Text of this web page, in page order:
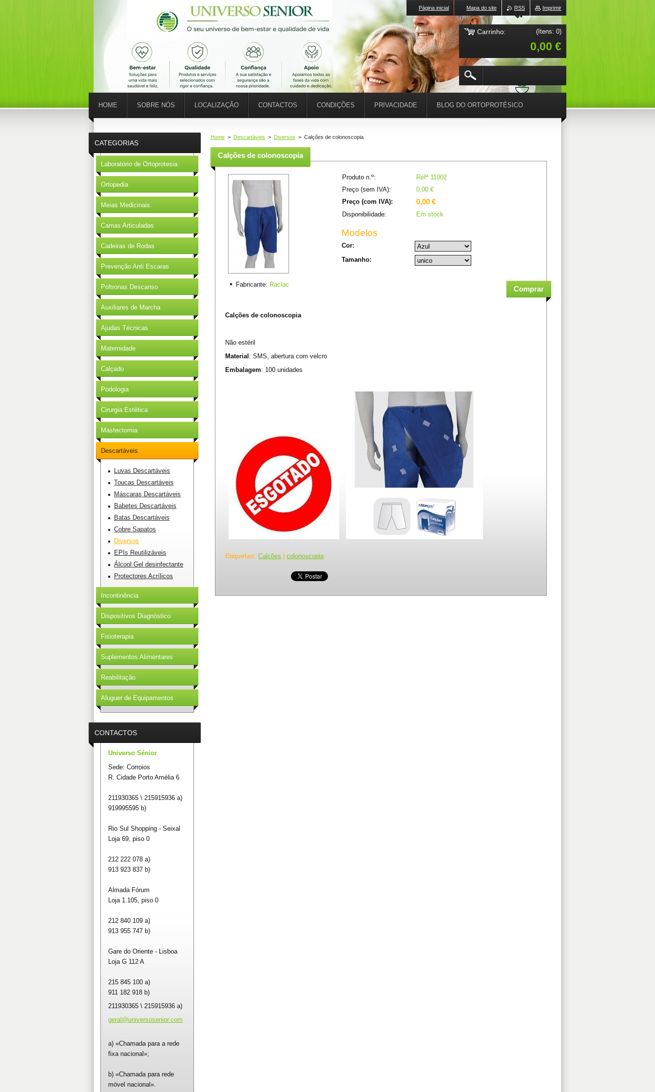
Home > Descartáveis > Diversos > Calções de colonoscopia
Calções de colonoscopia
Produto n.º:
Refª 11002
Preço (sem IVA):
0,00 €
Preço (com IVA):
0,00 €
Disponibilidade: Em stock
Modelos
Cor:
Tamanho:
Fabricante: Raclac
Calções de colonoscopia
Não estéril
Material : SMS, abertura com velcro
Embalagem: 100 unidades
Etiquetas: Calções colonoscopia
CATEGORIAS
Laboratório de Ortoprotesia
Ortopedia
Meias Medicinais
Camas Articuladas
Cadeiras de Rodas
Prevenção Anti Escaras
Poltronas Descanso
Auxiliares de Marcha
Ajudas Técnicas
Maternidade
Calçado
Podologia
Cirurgia Estética
Mastectomia
Descartáveis
Luvas Descartáveis
Toucas Descartáveis
Máscaras Descartáveis
Babetes Descartáveis
Batas Descartáveis
Cobre Sapatos
Diversos
EPIs Reutilizáveis
Álcool Gel desinfectante
Protectores Acrílicos
Incontinência
Dispositivos Diagnóstico
Fisioterapia
Suplementos Alimentares
Reabilitação
Aluguer de Equipamentos
CONTACTOS
Universo Sénior
Sede: Corroios
R. Cidade Porto Amélia 6
211930365 \ 215915936 a)
919995595 b)
Rio Sul Shopping - Seixal
Loja 69, piso 0
212 222 078 a)
913 923 837 b)
Almada Fórum
Loja 1.105, piso 0
212 840 109 a)
913 955 747 b)
Gare do Oriente - Lisboa
Loja G 112 A
215 845 100 a)
911 182 918 b)
211930365 \ 215915936 a)
geral@universosenior.com
a) «Chamada para a rede
fixa nacional»;
b) «Chamada para rede
móvel nacional».
HOME SOBRE NÓS LOCALIZAÇÃO CONTACTOS CONDIÇÕES PRIVACIDADE BLOG DO ORTOPROTÉSICO
Imprimir
RSS
Mapa do site
Página inicial
Carrinho: (Itens: 0)
0,00 €